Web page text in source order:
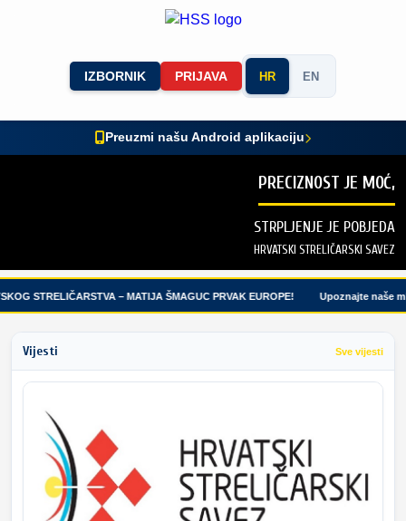
IZBORNIK PRIJAVA HR EN
Preuzmi našu Android aplikaciju
PRECIZNOST JE MOĆ,
STRPLJENJE JE POBJEDA
HRVATSKI STRELIČARSKI SAVEZ
STRELIČARSTVA – MATIJA ŠMAGUC PRVAK EUROPE! Upoznajte naše
Vijesti Sve vijesti